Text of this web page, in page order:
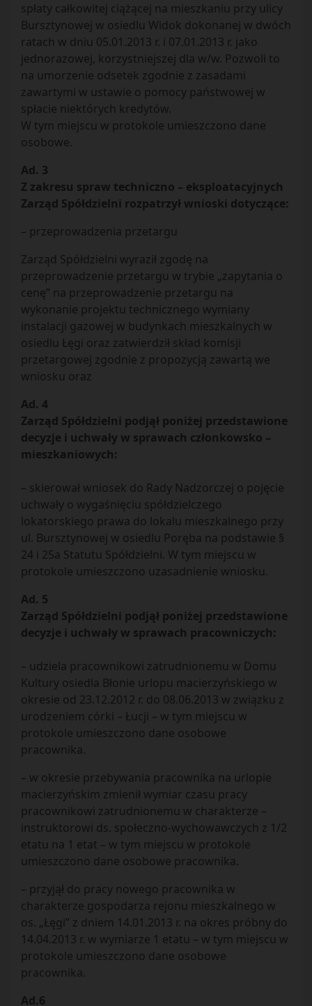
spłaty całkowitej ciążącej na mieszkaniu przy ulicy
Bursztynowej w osiedlu Widok dokonanej w dwóch
ratach w dniu 05.01.2013 r. i 07.01.2013 r. jako
jednorazowej, korzystniejszej dla w/w. Pozwoli to
na umorzenie odsetek zgodnie z zasadami
zawartymi w ustawie o pomocy państwowej w
spłacie niektórych kredytów.
W tym miejscu w protokole umieszczono dane
osobowe.
Ad. 3
Z zakresu spraw techniczno – eksploatacyjnych
Zarząd Spółdzielni rozpatrzył wnioski dotyczące:
– przeprowadzenia przetargu
Zarząd Spółdzielni wyraził zgodę na
przeprowadzenie przetargu w trybie „zapytania o
cenę” na przeprowadzenie przetargu na
wykonanie projektu technicznego wymiany
instalacji gazowej w budynkach mieszkalnych w
osiedlu Łęgi oraz zatwierdził skład komisji
przetargowej zgodnie z propozycją zawartą we
wniosku oraz
Ad. 4
Zarząd Spółdzielni podjął poniżej przedstawione
decyzje i uchwały w sprawach członkowsko –
mieszkaniowych:
– skierował wniosek do Rady Nadzorczej o pojęcie
uchwały o wygaśnięciu spółdzielczego
lokatorskiego prawa do lokalu mieszkalnego przy
ul. Bursztynowej w osiedlu Poręba na podstawie §
24 i 25a Statutu Spółdzielni. W tym miejscu w
protokole umieszczono uzasadnienie wniosku.
Ad. 5
Zarząd Spółdzielni podjął poniżej przedstawione
decyzje i uchwały w sprawach pracowniczych:
– udziela pracownikowi zatrudnionemu w Domu
Kultury osiedla Błonie urlopu macierzyńskiego w
okresie od 23.12.2012 r. do 08.06.2013 w związku z
urodzeniem córki – Łucji – w tym miejscu w
protokole umieszczono dane osobowe
pracownika.
– w okresie przebywania pracownika na urlopie
macierzyńskim zmienił wymiar czasu pracy
pracownikowi zatrudnionemu w charakterze –
instruktorowi ds. społeczno-wychowawczych z 1/2
etatu na 1 etat – w tym miejscu w protokole
umieszczono dane osobowe pracownika.
– przyjął do pracy nowego pracownika w
charakterze gospodarza rejonu mieszkalnego w
os. „Łęgi” z dniem 14.01.2013 r. na okres próbny do
14.04.2013 r. w wymiarze 1 etatu – w tym miejscu w
protokole umieszczono dane osobowe
pracownika.
Ad.6